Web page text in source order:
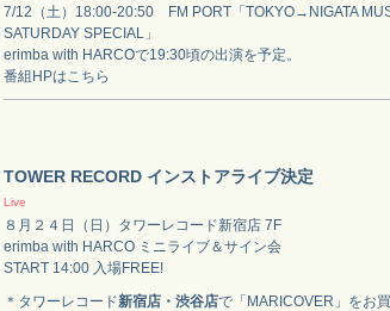
7/12（土）18:00-20:50 FM PORT「TOKYO→NIGATA
SATURDAY SPECIAL」
erimba with HARCOで19:30頃の出演を予定。
番組HPはこちら
TOWER RECORD インストアライブ決定
Live
８月２４日（日）タワーレコード新宿店 7F
erimba with HARCO ミニライブ＆サイン会
START 14:00 入場FREE!
＊タワーレコード新宿店・渋谷店で「MARICOVER」をお